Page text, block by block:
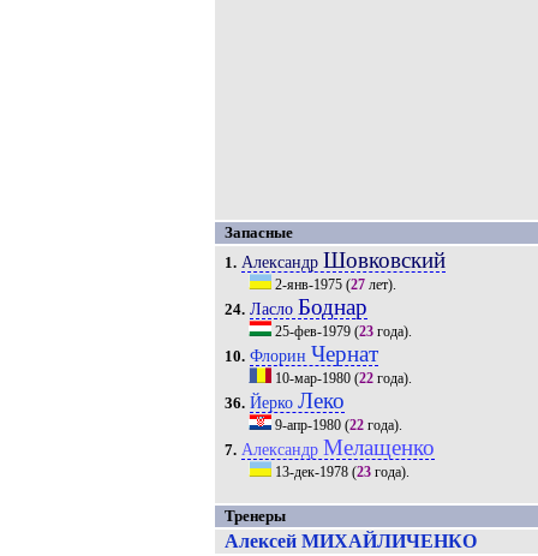
Запасные
1. Александр Шовковский
2-янв-1975(27лет).
24. Ласло Боднар
25-фев-1979(23года).
10. Флорин Чернат
10-мар-1980(22года).
36. Йерко Леко
9-апр-1980(22года).
7. Александр Мелащенко
13-дек-1978(23года).
Тренеры
Алексей МИХАЙЛИЧЕНКО